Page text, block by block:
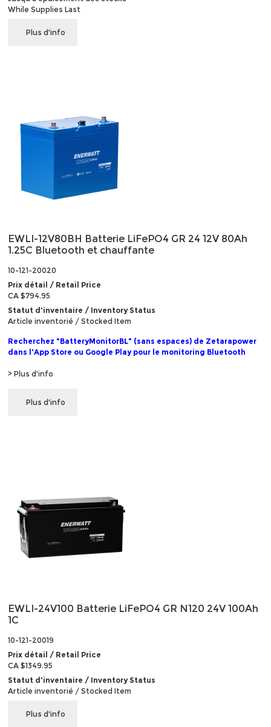
While Supplies Last
Plus d'info
EWLI-12V80BH Batterie LiFePO4 GR 24 12V 80Ah
1.25C Bluetooth et chauffante
10-121-20020
Prix détail / Retail Price
CA $794.95
Statut d'inventaire / Inventory Status
Article inventorié / Stocked Item
Recherchez "BatteryMonitorBL" (sans espaces) de Zetarapower
dans l'App Store ou Google Play pour le monitoring Bluetooth
> Plus d'info
Plus d'info
EWLI-24V100 Batterie LiFePO4 GR N120 24V 100Ah
1C
10-121-20019
Prix détail / Retail Price
CA $1349.95
Statut d'inventaire / Inventory Status
Article inventorié / Stocked Item
Plus d'info